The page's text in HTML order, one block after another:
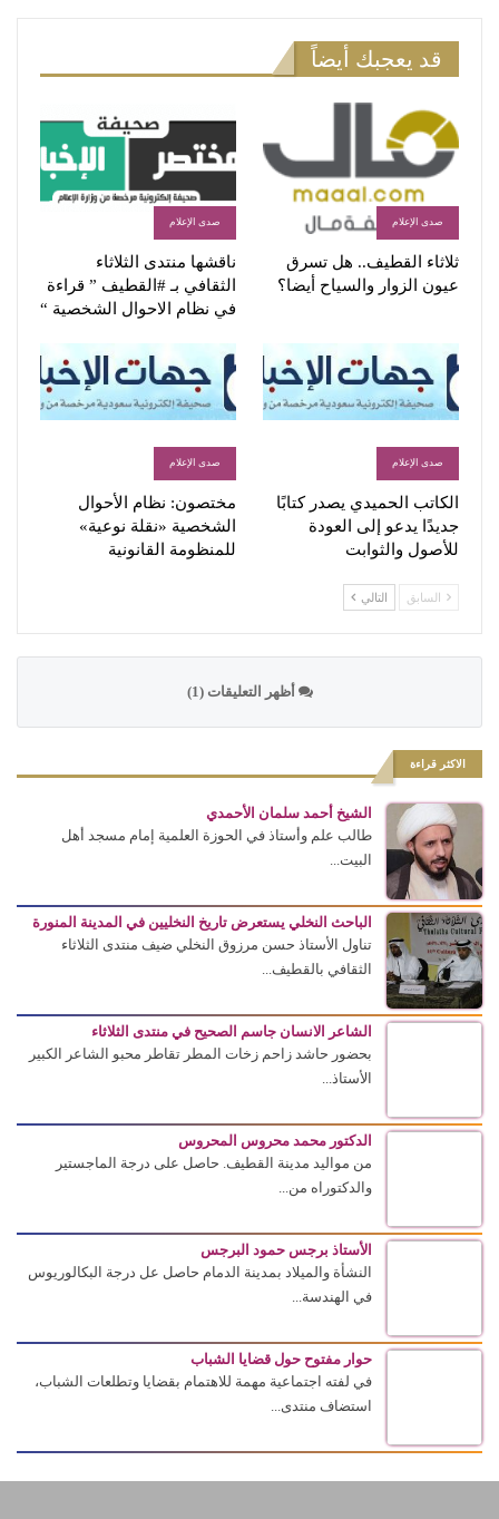
قد يعجبك أيضاً
صدى الإعلام
ثلاثاء القطيف.. هل تسرق
عيون الزوار والسياح أيضا؟
صدى الإعلام
ناقشها منتدى الثلاثاء
الثقافي بـ #القطيف ” قراءة
في نظام الاحوال الشخصية “
صدى الإعلام
الكاتب الحميدي يصدر كتابًا
جديدًا يدعو إلى العودة
للأصول والثوابت
صدى الإعلام
مختصون: نظام الأحوال
الشخصية «نقلة نوعية»
للمنظومة القانونية
السابق التالي
أظهر التعليقات (1)
الاكثر قراءة
الشيخ أحمد سلمان الأحمدي
طالب علم وأستاذ في الحوزة العلمية إمام مسجد أهل
البيت...
الباحث النخلي يستعرض تاريخ النخليين في المدينة المنورة
تناول الأستاذ حسن مرزوق النخلي ضيف منتدى الثلاثاء
الثقافي بالقطيف...
الشاعر الانسان جاسم الصحيح في منتدى الثلاثاء
بحضور حاشد زاحم زخات المطر تقاطر محبو الشاعر الكبير
الأستاذ...
الدكتور محمد محروس المحروس
من مواليد مدينة القطيف. حاصل على درجة الماجستير
والدكتوراه من...
الأستاذ برجس حمود البرجس
النشأة والميلاد بمدينة الدمام حاصل عل درجة البكالوريوس
في الهندسة...
حوار مفتوح حول قضايا الشباب
في لفته اجتماعية مهمة للاهتمام بقضايا وتطلعات الشباب،
استضاف منتدى...